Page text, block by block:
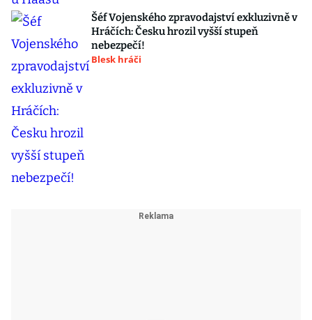
Šéf Vojenského zpravodajství exkluzivně v
Hráčích: Česku hrozil vyšší stupeň
nebezpečí!
Blesk hráči